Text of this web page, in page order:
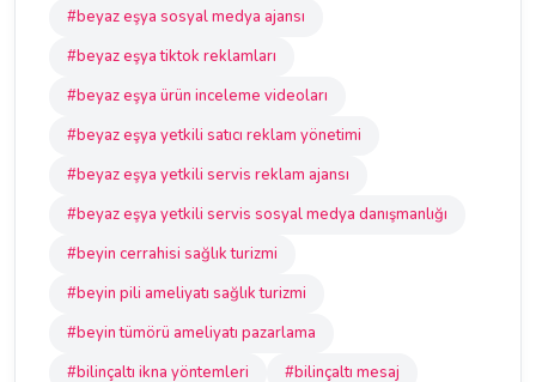
#beyaz eşya sosyal medya ajansı
#beyaz eşya tiktok reklamları
#beyaz eşya ürün inceleme videoları
#beyaz eşya yetkili satıcı reklam yönetimi
#beyaz eşya yetkili servis reklam ajansı
#beyaz eşya yetkili servis sosyal medya danışmanlığı
#beyin cerrahisi sağlık turizmi
#beyin pili ameliyatı sağlık turizmi
#beyin tümörü ameliyatı pazarlama
#bilinçaltı ikna yöntemleri
#bilinçaltı mesaj